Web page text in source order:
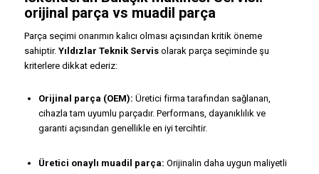
orijinal parça vs muadil parça
Parça seçimi onarımın kalıcı olması açısından kritik öneme
sahiptir. Yıldızlar Teknik Servisolarak parça seçiminde şu
kriterlere dikkat ederiz:
Orijinal parça (OEM): Üretici firma tarafından sağlanan,
cihazla tam uyumlu parçadır. Performans, dayanıklılık ve
garanti açısından genellikle en iyi tercihtir.
Üretici onaylı muadil parça: Orijinalin daha uygun maliyetli